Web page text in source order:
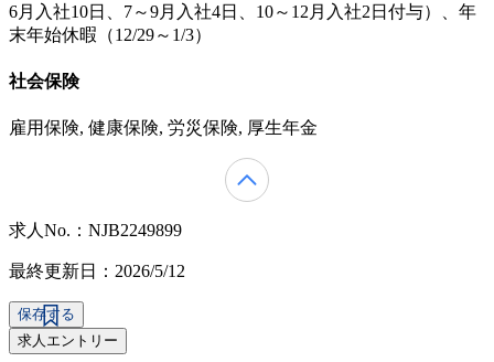
6月入社10日、7～9月入社4日、10～12月入社2日付与）、年
末年始休暇（12/29～1/3）
社会保険
雇用保険, 健康保険, 労災保険, 厚生年金
求人No.：NJB2249899
最終更新日：2026/5/12
保存する
求人エントリー